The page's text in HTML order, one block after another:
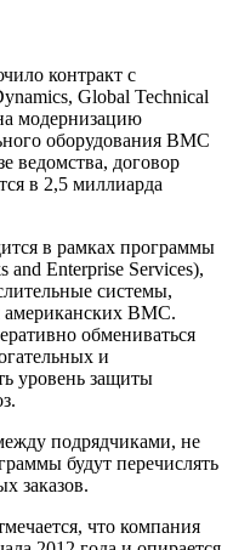
контракт с
Global Technical
модернизацию
оборудования ВМС
ведомства, договор
в 2,5 миллиарда
в рамках программы
Enterprise Services),
системы,
американских ВМС.
обмениваться
и
уровень защиты
подрядчиками, не
будут перечислять
заказов.
что компания